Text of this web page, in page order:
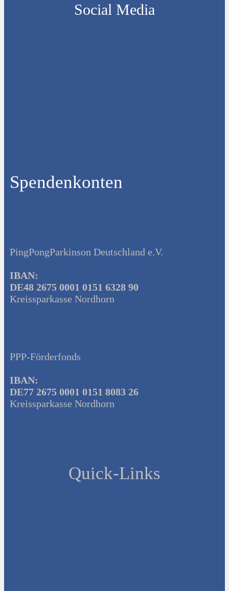
Social Media
Spendenkonten
PingPongParkinson Deutschland e.V.
IBAN:
DE48 2675 0001 0151 6328 90
Kreissparkasse Nordhorn
PPP-Förderfonds
IBAN:
DE77 2675 0001 0151 8083 26
Kreissparkasse Nordhorn
Quick-Links